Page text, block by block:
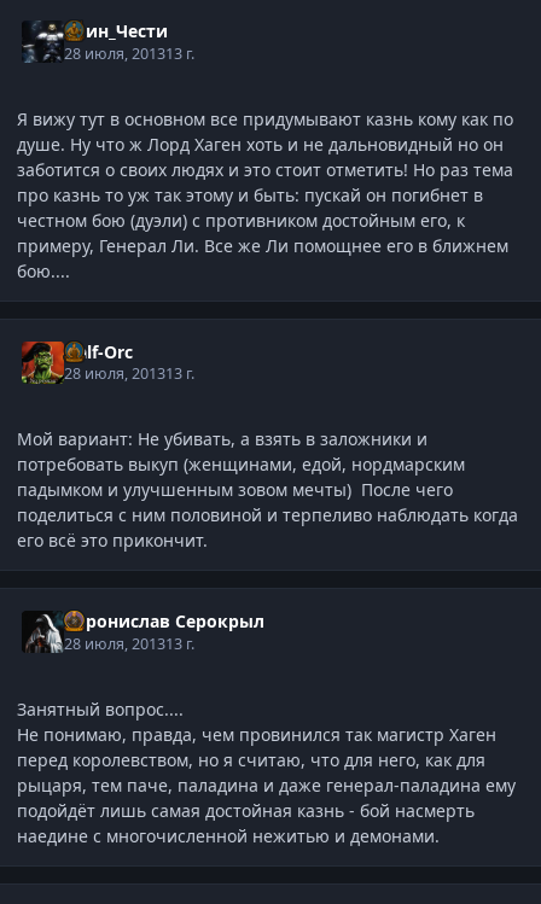
Воин_Чести
28 июля, 201313 г.
Я вижу тут в основном все придумывают казнь кому как по
душе. Ну что ж Лорд Хаген хоть и не дальновидный но он
заботится о своих людях и это стоит отметить! Но раз тема
про казнь то уж так этому и быть: пускай он погибнет в
честном бою (дуэли) с противником достойным его, к
примеру, Генерал Ли. Все же Ли помощнее его в ближнем
бою....
Half-Orc
28 июля, 201313 г.
Мой вариант: Не убивать, а взять в заложники и
потребовать выкуп (женщинами, едой, нордмарским
падымком и улучшенным зовом мечты) После чего
поделиться с ним половиной и терпеливо наблюдать когда
его всё это прикончит.
Воронислав Серокрыл
28 июля, 201313 г.
Занятный вопрос....
Не понимаю, правда, чем провинился так магистр Хаген
перед королевством, но я считаю, что для него, как для
рыцаря, тем паче, паладина и даже генерал-паладина ему
подойдёт лишь самая достойная казнь - бой насмерть
наедине с многочисленной нежитью и демонами.